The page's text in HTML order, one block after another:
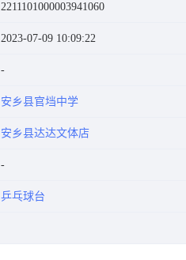
2211101000003941060
2023-07-09 10:09:22
安乡县官垱中学
安乡县达达文体店
乒乓球台